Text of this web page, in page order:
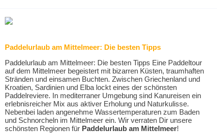
Paddelurlaub am Mittelmeer: Die besten Tipps
Paddelurlaub am Mittelmeer: Die besten Tipps Eine Paddeltour
auf dem Mittelmeer begeistert mit bizarren Küsten, traumhaften
Stränden und einsamen Buchten. Zwischen Griechenland und
Kroatien, Sardinien und Elba lockt eines der schönsten
Paddelreviere. In mediterraner Umgebung sind Kanureisen ein
erlebnisreicher Mix aus aktiver Erholung und Naturkulisse.
Nebenbei laden angenehme Wassertemperaturen zum Baden
und Schnorcheln im Mittelmeer ein. Wir verraten Dir unsere
schönsten Regionen für Paddelurlaub am Mittelmeer!